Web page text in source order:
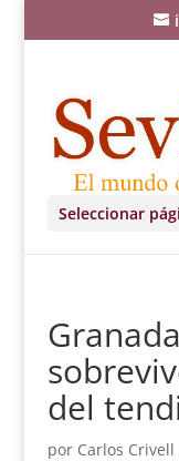
Seleccionar
del
por Carlos Crivell